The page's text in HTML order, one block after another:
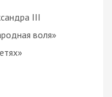
III
воля»